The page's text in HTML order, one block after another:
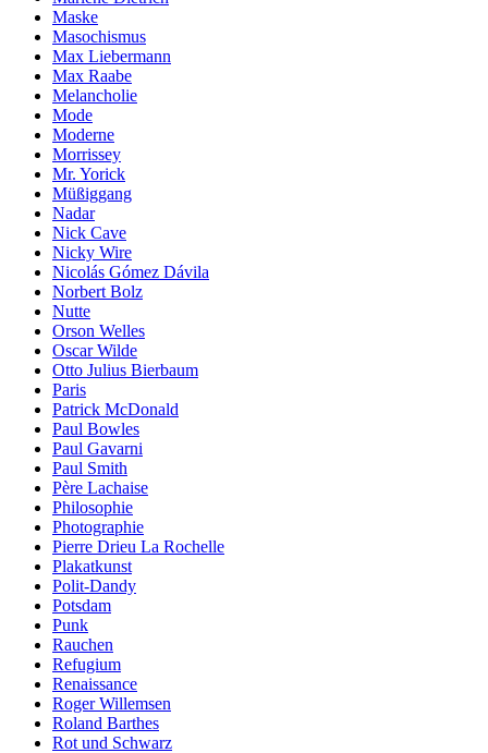
Maske
Masochismus
Max Liebermann
Max Raabe
Melancholie
Mode
Moderne
Morrissey
Mr. Yorick
Müßiggang
Nadar
Nick Cave
Nicky Wire
Nicolás Gómez Dávila
Norbert Bolz
Nutte
Orson Welles
Oscar Wilde
Otto Julius Bierbaum
Paris
Patrick McDonald
Paul Bowles
Paul Gavarni
Paul Smith
Père Lachaise
Philosophie
Photographie
Pierre Drieu La Rochelle
Plakatkunst
Polit-Dandy
Potsdam
Punk
Rauchen
Refugium
Renaissance
Roger Willemsen
Roland Barthes
Rot und Schwarz